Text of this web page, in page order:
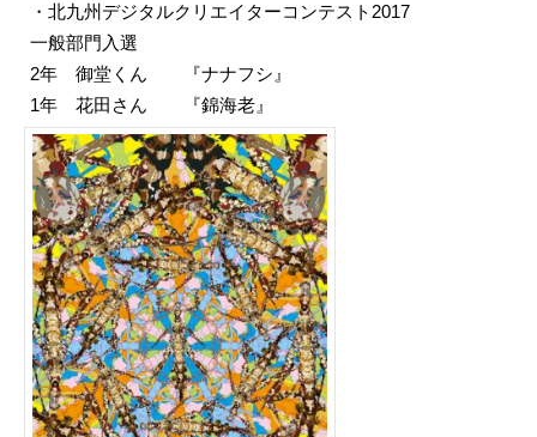
・北九州デジタルクリエイターコンテスト2017
一般部門入選
2年 御堂くん 『ナナフシ』
1年 花田さん 『錦海老』